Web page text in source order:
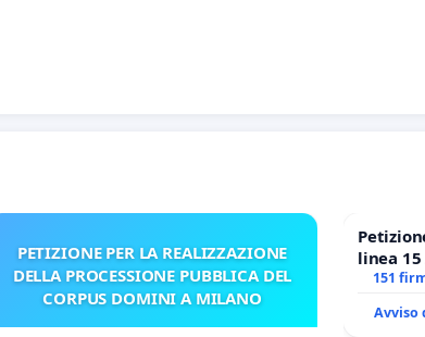
PETIZIONE PER LA REALIZZAZIONE
DELLA PROCESSIONE PUBBLICA DEL
CORPUS DOMINI A MILANO
linea 15
151
Avviso